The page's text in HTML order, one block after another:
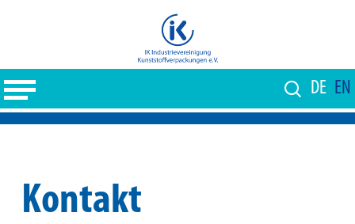
content
DE EN
Kontakt
Menu